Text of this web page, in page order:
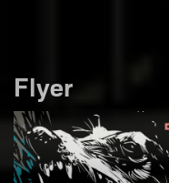
Flyer